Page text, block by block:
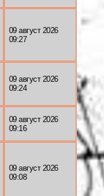
09 август 2026
09:27
09 август 2026
09:24
09 август 2026
09:16
09 август 2026
09:08